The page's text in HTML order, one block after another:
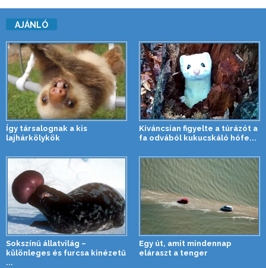
AJÁNLÓ
Így társalognak a kis
lajhárkölykök
Kíváncsian figyelte a túrázót a
fa odvából kukucskáló hófe...
Sokszínű állatvilág –
különleges és furcsa kinézetű
...
Egy út, amit mindennap
eláraszt a tenger